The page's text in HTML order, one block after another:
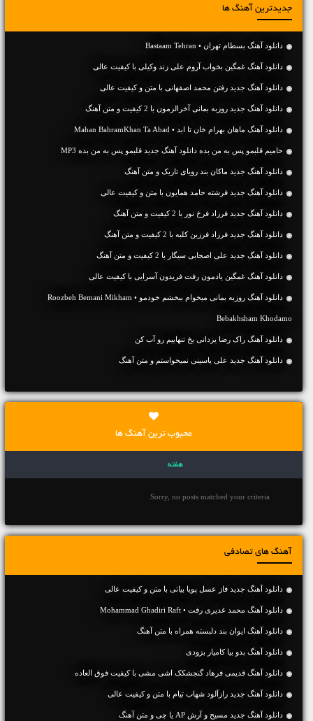
جدیدترین آهنگ ها
دانلود آهنگ بسطام تهران • Bastaam Tehran
دانلود آهنگ غمگین بخواب آروم علی زند وکیلی با کیفیت عالی
دانلود آهنگ جديد رفتن محمد اصفهانی با متن و کیفیت عالی
دانلود آهنگ جديد روزبه بمانی آخرالزمون با 2 کیفیت و متن آهنگ
دانلود آهنگ ماهان بهرام خان تا ابد • Mahan BahramKhan Ta Abad
حامیم قلبمو پس به من بده دانلود آهنگ جدید قلبمو پس به من بده MP3
دانلود آهنگ جديد ماکان بند رویای تاریک و متن آهنگ
دانلود آهنگ جديد فرشته حامد همایون با متن و کیفیت عالی
دانلود آهنگ جديد فرزاد فرخ نور با 2 کیفیت و متن آهنگ
دانلود آهنگ جديد فرزاد فرزین کلبه با 2 کیفیت و متن آهنگ
دانلود آهنگ جديد علی اصحابی سیگار با 2 کیفیت و متن آهنگ
دانلود آهنگ غمگین یادمون رفت فریدون آسرایی با کیفیت عالی
دانلود آهنگ روزبه بمانی میخوام ببخشم خودمو • Roozbeh Bemani Mikham
Bebakhsham Khodamo
دانلود آهنگ راک رضا یزدانی یخ تنهاییم رو آب کن
دانلود آهنگ جديد علی یاسینی نمیخواستم و متن آهنگ
محبوب ترین آهنگ ها
هفته
Sorry, no posts matched your criteria.
آهنگ های تصادفی
دانلود آهنگ جديد فاز عسل پویا بیاتی با متن و کیفیت عالی
دانلود آهنگ محمد غدیری رفت • Mohammad Ghadiri Raft
دانلود آهنگ ایوان بند دلبسته همراه با متن آهنگ
دانلود آهنگ بدو بیا کامیار بزودی
دانلود آهنگ قدیمی فرهاد گنجشکک اشی مشی با کیفیت فوق العاده
دانلود آهنگ جديد رازآلود شهاب تیام با متن و کیفیت عالی
دانلود آهنگ جديد مسیح و آرش AP یا چی و متن آهنگ